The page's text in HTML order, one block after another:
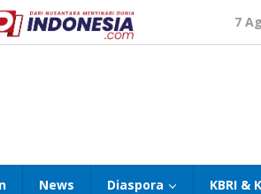
7
News Diaspora KBRI &